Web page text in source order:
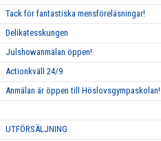
Tack för fantastiska mensföreläsningar!
Delikatesskungen
Julshowanmälan öppen!
Actionkväll 24/9
Anmälan är öppen till Höslovsgympaskolan!
UTFÖRSÄLJNING